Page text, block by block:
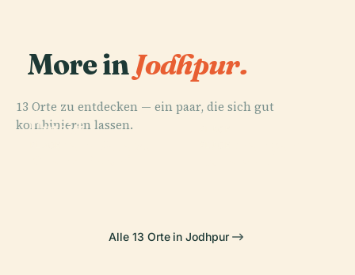
More in Jodhpur.
13 Orte zu entdecken — ein paar, die sich gut
kombinieren lassen.
PLACE
Umaid-
Alle 13 Orte in Jodhpur